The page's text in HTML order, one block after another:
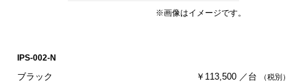
※画像はイメージです。
IPS-002-N
ブラック ￥113,500 ／台 （税別）